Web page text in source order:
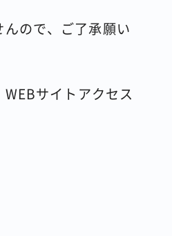
で、ご了承願い
WEBサイトアクセス